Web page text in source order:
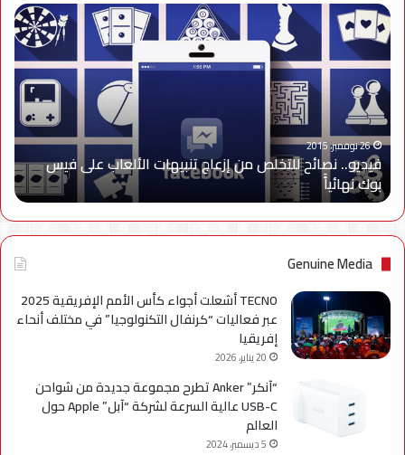
فيديو..
نصائح
للتخلص
من
إزعاج
تنبيهات
الألعاب
على
فيس
بوك
نهائياًَ
26 نوفمبر، 2015
فيديو.. نصائح للتخلص من إزعاج تنبيهات الألعاب على فيس
بوك نهائياًَ
Genuine Media
TECNO أشعلت أجواء كأس الأمم الإفريقية 2025
عبر فعاليات “كرنفال التكنولوجيا” في مختلف أنحاء
إفريقيا
20 يناير، 2026
“آنكر” Anker تطرح مجموعة جديدة من شواحن
USB-C عالية السرعة لشركة “آبل” Apple حول
العالم
5 ديسمبر، 2024